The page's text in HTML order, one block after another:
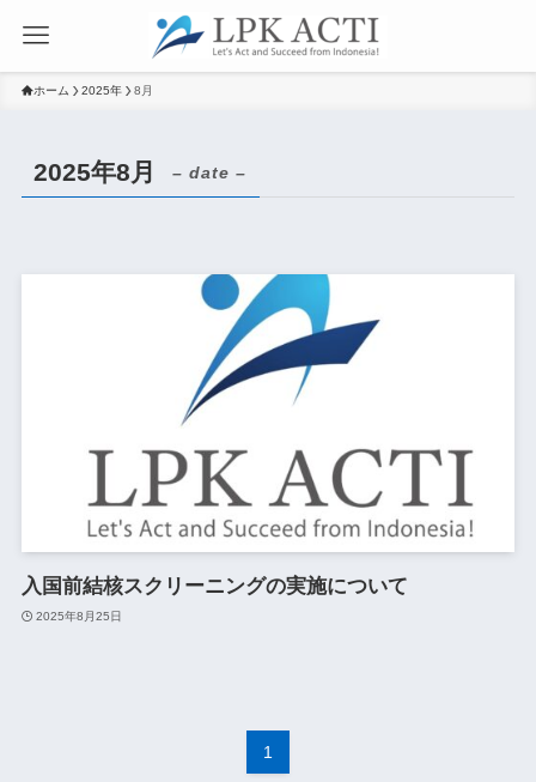
ホーム 2025年 8月
2025年8月 – date –
入国前結核スクリーニングの実施について
2025年8月25日
1